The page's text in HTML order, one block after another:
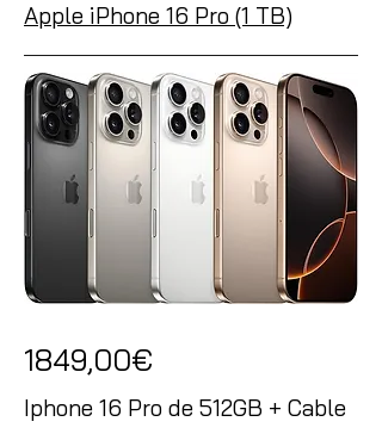
Apple iPhone 16 Pro (1 TB)
1849,00€
Iphone 16 Pro de 512GB + Cable